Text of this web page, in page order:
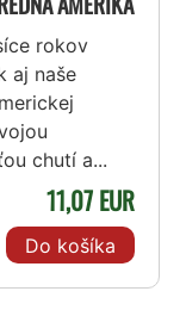
rokov
aj naše
chutí a...
11,07 EUR
Do košíka